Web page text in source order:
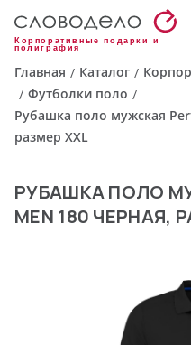
Корпоративные подарки и
полиграфия
Главная / Каталог /
/ Футболки поло /
Рубашка поло мужская
размер XXL
РУБАШКА ПОЛО
MEN 180 ЧЕРНАЯ,